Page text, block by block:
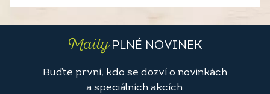
MailyPLNÉ NOVINEK
Buďte první, kdo se dozví o novinkách
a speciálních akcích.